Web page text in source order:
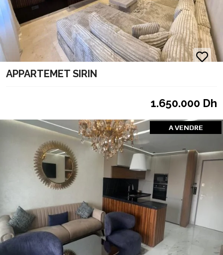
APPARTEMET SIRIN
1.650.000 Dh
A VENDRE